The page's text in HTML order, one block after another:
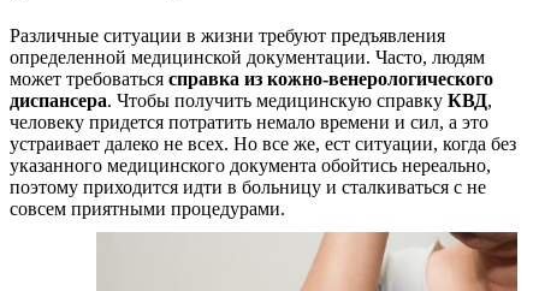
Различные ситуации в жизни требуют предъявления
определенной медицинской документации. Часто, людям
может требоваться справка из кожно-венерологического
диспансера. Чтобы получить медицинскую справку КВД,
человеку придется потратить немало времени и сил, а это
устраивает далеко не всех. Но все же, ест ситуации, когда без
указанного медицинского документа обойтись нереально,
поэтому приходится идти в больницу и сталкиваться с не
совсем приятными процедурами.